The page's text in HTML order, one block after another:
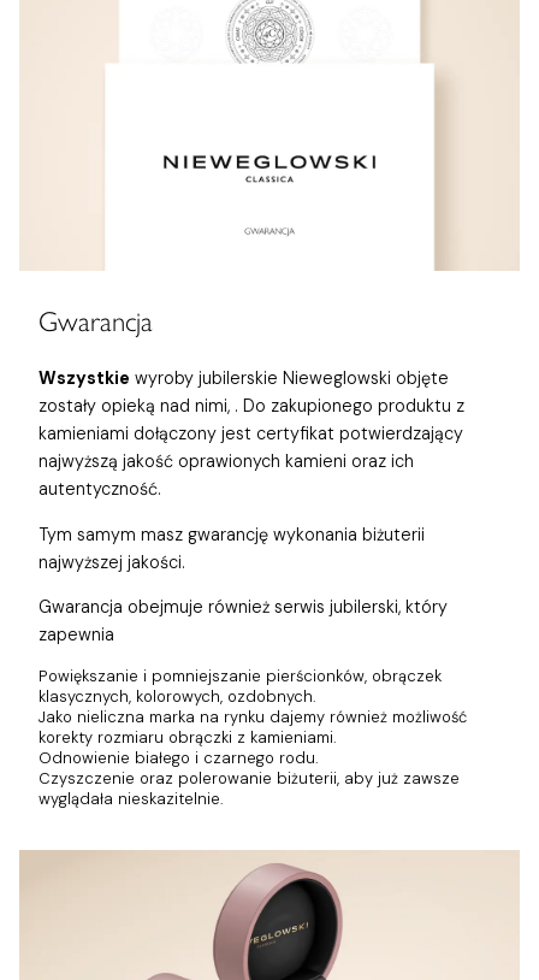
Gwarancja
Wszystkie wyroby jubilerskie Nieweglowski objęte
zostały opieką nad nimi, . Do zakupionego produktu z
kamieniami dołączony jest certyfikat potwierdzający
najwyższą jakość oprawionych kamieni oraz ich
autentyczność.
Tym samym masz gwarancję wykonania biżuterii
najwyższej jakości.
Gwarancja obejmuje również serwis jubilerski, który
zapewnia
Powiększanie i pomniejszanie pierścionków, obrączek
klasycznych, kolorowych, ozdobnych.
Jako nieliczna marka na rynku dajemy również możliwość
korekty rozmiaru obrączki z kamieniami.
Odnowienie białego i czarnego rodu.
Czyszczenie oraz polerowanie biżuterii, aby już zawsze
wyglądała nieskazitelnie.